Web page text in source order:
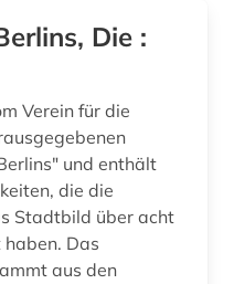
(1)
Die :
Verein für die
und enthält
die die
Stadtbild über acht
Das
aus den